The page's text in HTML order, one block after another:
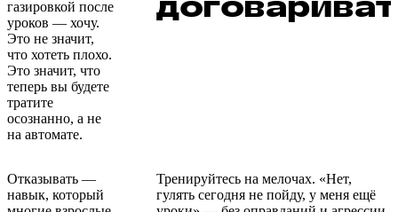
газировкой после
уроков — хочу.
Это не значит,
что хотеть плохо.
Это значит, что
теперь вы будете
тратите
осознанно, а не
на автомате.
Отказывать —
навык, который
Тренируйтесь на мелочах. «Нет,
гулять сегодня не пойду, у меня ещё